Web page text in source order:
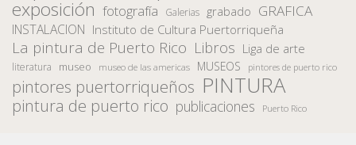
exposición fotografía Galerias grabado GRAFICA
INSTALACION Instituto de Cultura Puertorriqueña
La pintura de Puerto Rico Libros Liga de arte
literatura museo museo de las americas MUSEOS pintores de puerto rico
pintores puertorriqueños PINTURA
pintura de puerto rico publicaciones Puerto Rico